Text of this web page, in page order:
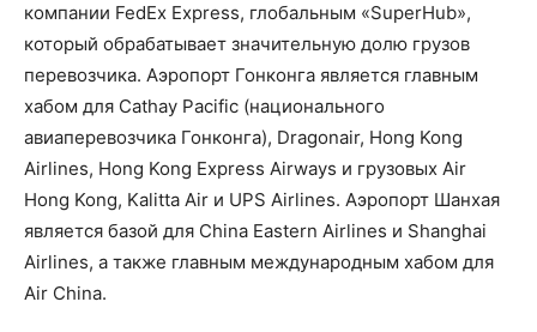
компании FedEx Express, глобальным «SuperHub»,
который обрабатывает значительную долю грузов
перевозчика. Аэропорт Гонконга является главным
хабом для Cathay Pacific (национального
авиаперевозчика Гонконга), Dragonair, Hong Kong
Airlines, Hong Kong Express Airways и грузовых Air
Hong Kong, Kalitta Air и UPS Airlines. Аэропорт Шанхая
является базой для China Eastern Airlines и Shanghai
Airlines, а также главным международным хабом для
Air China.